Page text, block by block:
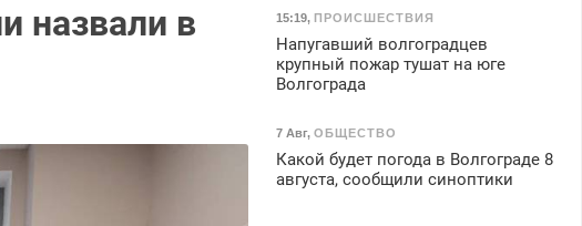
назвали в
15:19, ПРОИСШЕСТВИЯ
Напугавший волгоградцев
крупный пожар тушат на юге
Волгограда
7 Авг, ОБЩЕСТВО
Какой будет погода в Волгограде 8
августа, сообщили синоптики